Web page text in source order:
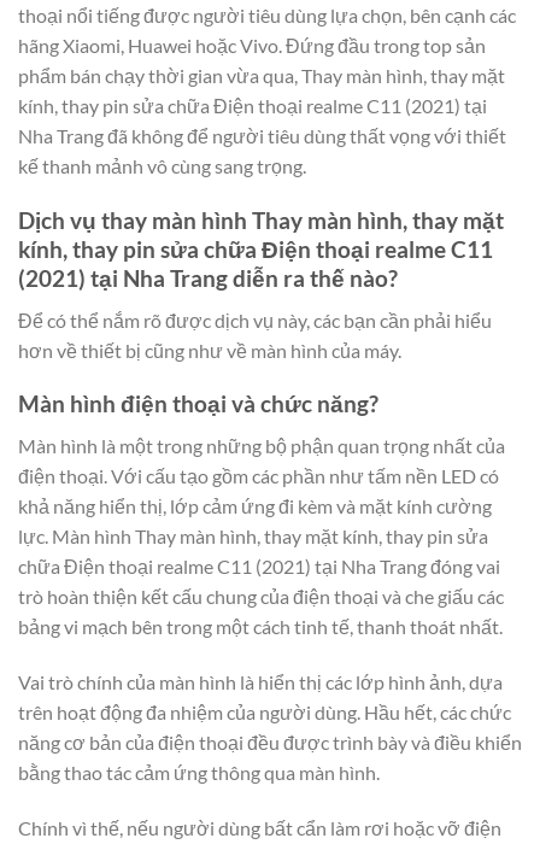
thoại nổi tiếng được người tiêu dùng lựa chọn, bên cạnh các
hãng Xiaomi, Huawei hoặc Vivo. Đứng đầu trong top sản
phẩm bán chạy thời gian vừa qua, Thay màn hình, thay mặt
kính, thay pin sửa chữa Điện thoại realme C11 (2021) tại
Nha Trang đã không để người tiêu dùng thất vọng với thiết
kế thanh mảnh vô cùng sang trọng.
Dịch vụ thay màn hình Thay màn hình, thay mặt
kính, thay pin sửa chữa Điện thoại realme C11
(2021) tại Nha Trang diễn ra thế nào?
Để có thể nắm rõ được dịch vụ này, các bạn cần phải hiểu
hơn về thiết bị cũng như về màn hình của máy.
Màn hình điện thoại và chức năng?
Màn hình là một trong những bộ phận quan trọng nhất của
điện thoại. Với cấu tạo gồm các phần như tấm nền LED có
khả năng hiển thị, lớp cảm ứng đi kèm và mặt kính cường
lực. Màn hình Thay màn hình, thay mặt kính, thay pin sửa
chữa Điện thoại realme C11 (2021) tại Nha Trang đóng vai
trò hoàn thiện kết cấu chung của điện thoại và che giấu các
bảng vi mạch bên trong một cách tinh tế, thanh thoát nhất.
Vai trò chính của màn hình là hiển thị các lớp hình ảnh, dựa
trên hoạt động đa nhiệm của người dùng. Hầu hết, các chức
năng cơ bản của điện thoại đều được trình bày và điều khiển
bằng thao tác cảm ứng thông qua màn hình.
Chính vì thế, nếu người dùng bất cẩn làm rơi hoặc vỡ điện